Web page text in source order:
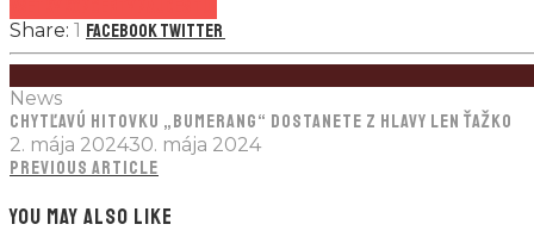
1 FacebookTwitter
News
CHYTĽAVÚ HITOVKU „BUMERANG“ DOSTANETE Z HLAVY LEN ŤAŽKO
2. mája 202430. mája 2024
PREVIOUS ARTICLE
YOU MAY ALSO LIKE